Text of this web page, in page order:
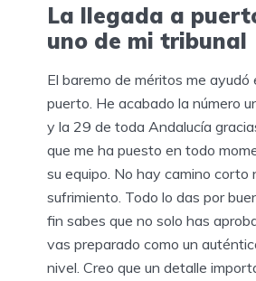
La llegada a
uno de mi tribunal
El baremo de méritos me ayudó
puerto. He acabado la número
y la 29 de toda Andalucía
que me ha puesto en todo
su equipo. No hay camino corto
sufrimiento. Todo lo das por
fin sabes que no solo has
vas preparado como un
nivel. Creo que un detalle